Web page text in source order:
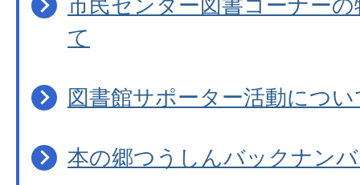
て
図書館サポーター活動につい
本の郷つうしんバックナン